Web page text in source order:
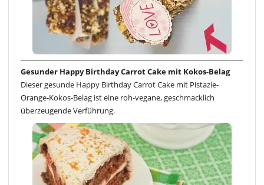
Gesunder Happy Birthday Carrot Cake mit Kokos-Belag
Dieser gesunde Happy Birthday Carrot Cake mit Pistazie-
Orange-Kokos-Belag ist eine roh-vegane, geschmacklich
überzeugende Verführung.